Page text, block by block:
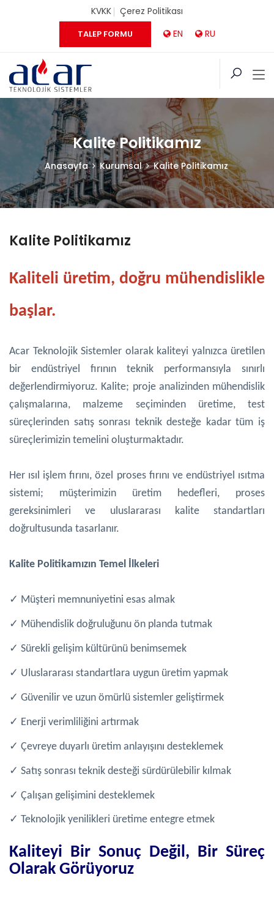
KVKK Çerez Politikası
TALEP FORMU EN RU
Kalite Politikamız
Anasayfa Kurumsal Kalite Politikamız
Kalite Politikamız
Kaliteli üretim, doğru mühendislikle
başlar.
Acar Teknolojik Sistemler olarak kaliteyi yalnızca üretilen
bir endüstriyel fırının teknik performansıyla sınırlı
değerlendirmiyoruz. Kalite; proje analizinden mühendislik
çalışmalarına, malzeme seçiminden üretime, test
süreçlerinden satış sonrası teknik desteğe kadar tüm iş
süreçlerimizin temelini oluşturmaktadır.
Her ısıl işlem fırını, özel proses fırını ve endüstriyel ısıtma
sistemi; müşterimizin üretim hedefleri, proses
gereksinimleri ve uluslararası kalite standartları
doğrultusunda tasarlanır.
Kalite Politikamızın Temel İlkeleri
✓ Müşteri memnuniyetini esas almak
✓ Mühendislik doğruluğunu ön planda tutmak
✓ Sürekli gelişim kültürünü benimsemek
✓ Uluslararası standartlara uygun üretim yapmak
✓ Güvenilir ve uzun ömürlü sistemler geliştirmek
✓ Enerji verimliliğini artırmak
✓ Çevreye duyarlı üretim anlayışını desteklemek
✓ Satış sonrası teknik desteği sürdürülebilir kılmak
✓ Çalışan gelişimini desteklemek
✓ Teknolojik yenilikleri üretime entegre etmek
Kaliteyi Bir Sonuç Değil, Bir Süreç
Olarak Görüyoruz